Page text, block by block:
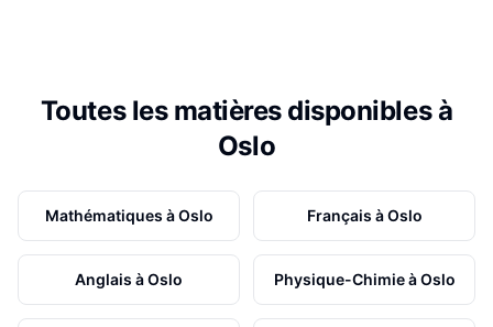
Toutes les matières disponibles à
Oslo
Mathématiques àOslo Français àOslo
Anglais àOslo Physique-ChimieàOslo